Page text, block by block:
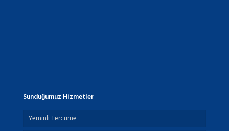
Sunduğumuz Hizmetler
Yeminli Tercüme